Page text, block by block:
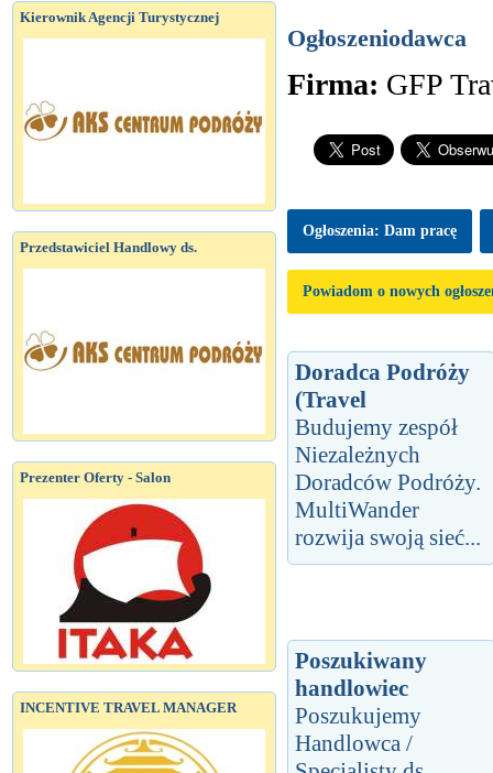
Kierownik Agencji Turystycznej
Przedstawiciel Handlowy ds.
Prezenter Oferty - Salon
INCENTIVE TRAVEL MANAGER
Ogłoszeniodawca
Firma: GFP
Ogłoszenia: Dam pracę
Powiadom o nowych
Doradca Podróży
(Travel
Budujemy zespół
Niezależnych
Doradców Podróży.
MultiWander
rozwija swoją sieć...
Poszukiwany
handlowiec
Poszukujemy
Handlowca /